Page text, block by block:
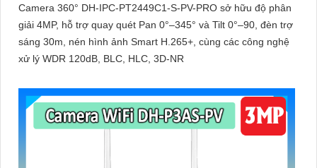
Camera 360° DH-IPC-PT2449C1-S-PV-PRO sở hữu độ phân
giải 4MP, hỗ trợ quay quét Pan 0°–345° và Tilt 0°–90, đèn trợ
sáng 30m, nén hình ảnh Smart H.265+, cùng các công nghệ
xử lý WDR 120dB, BLC, HLC, 3D-NR